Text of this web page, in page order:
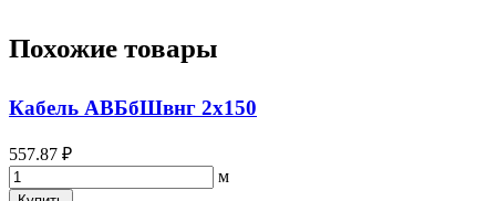
Похожие товары
Кабель АВБбШвнг 2х150
557.87 ₽
м